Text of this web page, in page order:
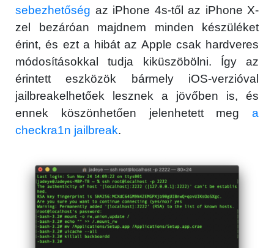
sebezhetőség az iPhone 4s-től az iPhone X-
zel bezáróan majdnem minden készüléket
érint, és ezt a hibát az Apple csak hardveres
módosításokkal tudja kiküszöbölni. Így az
érintett eszközök bármely iOS-verzióval
jailbreakelhetőek lesznek a jövőben is, és
ennek köszönhetően jelenhetett meg a
checkra1n jailbreak.